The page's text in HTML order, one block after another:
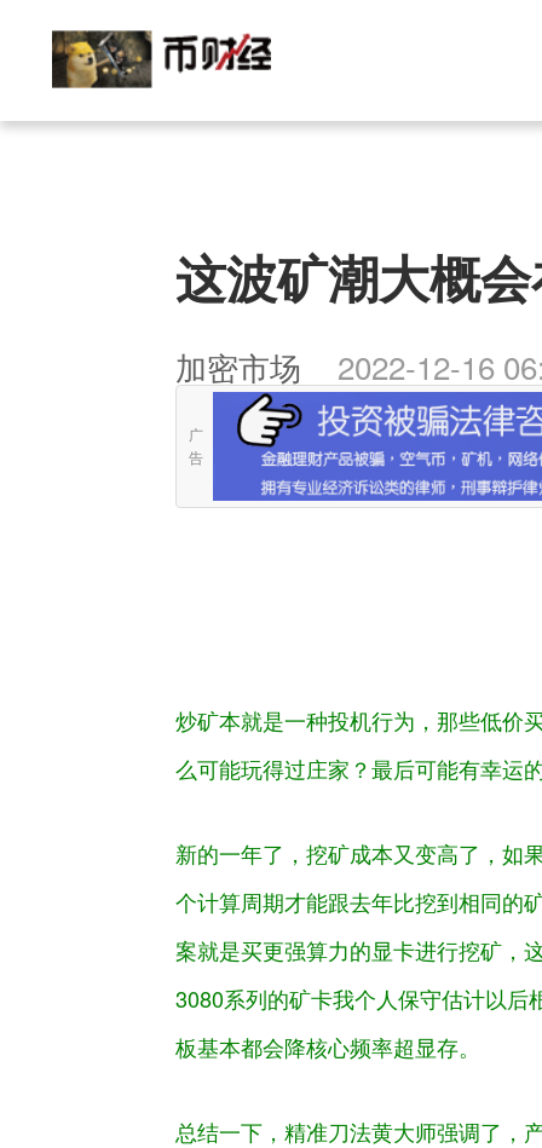
这波矿潮大概
加密市场 2022-12-16
广
告
炒矿本就是一种投机行为，那些低价
么可能玩得过庄家？最后可能有幸运
新的一年了，挖矿成本又变高了，如
个计算周期才能跟去年比挖到相同的
案就是买更强算力的显卡进行挖矿，
3080系列的矿卡我个人保守估计以
板基本都会降核心频率超显存。
总结一下，精准刀法黄大师强调了，